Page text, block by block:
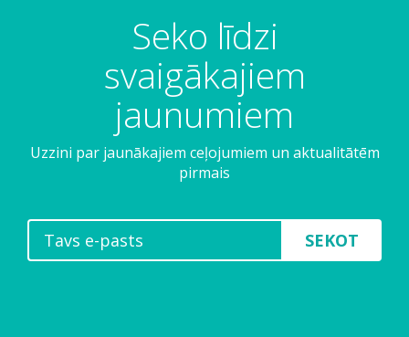
Seko līdzi
svaigākajiem
jaunumiem
Uzzini par jaunākajiem ceļojumiem un aktualitātēm
pirmais
SEKOT